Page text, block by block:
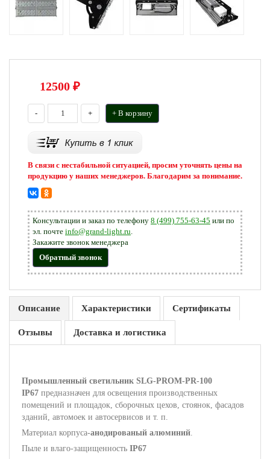
12500 ₽
- + + В корзину
В связи с нестабильной ситуацией, просим уточнять цены на
продукцию у наших менеджеров. Благодарим за понимание.
Консультации и заказ по телефону 8 (499) 755-63-45 или по
эл. почте info@grand-light.ru.
Закажите звонок менеджера
Обратный звонок
Описание Характеристики Сертификаты
Отзывы Доставка и логистика
Промышленный светильник SLG-PROM-PR-100
IP67 предназначен для освещения производственных
помещений и площадок, сборочных цехов, стоянок, фасадов
зданий, автомоек и автосервисов и т. п.
Материал корпуса-анодированый алюминий.
Пыле и влаго-защищенность IP67